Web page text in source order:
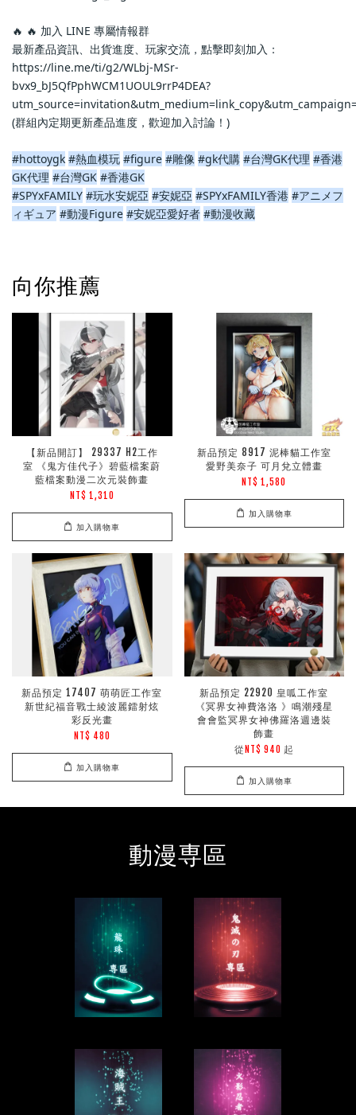
🔥 🔥 加入 LINE 專屬情報群
最新產品資訊、出貨進度、玩家交流，點擊即刻加入：
https://line.me/ti/g2/WLbj-MSr-
bvx9_bJ5QfPphWCM1UOUL9rrP4DEA?
(群組內定期更新產品進度，歡迎加入討論！)
#hottoygk #熱血模玩 #figure #雕像 #gk代購 #台灣GK代理 #香港
GK代理 #台灣GK #香港GK
#SPYxFAMILY #玩水安妮亞 #安妮亞 #SPYxFAMILY香港 #アニメフ
ィギュア #動漫Figure #安妮亞愛好者 #動漫收藏
向你推薦
【新品開訂】 29337 H2工作
室 《鬼方佳代子》碧藍檔案蔚
藍檔案動漫二次元裝飾畫
NT$ 1,310
加入購物車
新品預定 8917 泥棒貓工作室
愛野美奈子 可月兌立體畫
NT$ 1,580
加入購物車
新品預定 17407 萌萌匠工作室
新世紀福音戰士綾波麗鐳射炫
彩反光畫
NT$ 480
加入購物車
新品預定 22920 皇呱工作室
《冥界女神費洛洛 》鳴潮殘星
會會監冥界女神佛羅洛週邊裝
飾畫
從 NT$ 940 起
加入購物車
動漫専區